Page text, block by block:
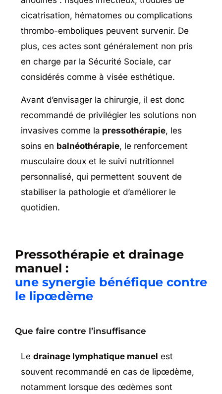
cicatrisation, hématomes ou complications
thrombo-emboliques peuvent survenir. De
plus, ces actes sont généralement non pris
en charge par la Sécurité Sociale, car
considérés comme à visée esthétique.
Avant d’envisager la chirurgie, il est donc
recommandé de privilégier les solutions non
invasives comme la pressothérapie, les
soins en balnéothérapie, le renforcement
musculaire doux et le suivi nutritionnel
personnalisé, qui permettent souvent de
stabiliser la pathologie et d’améliorer le
quotidien.
Pressothérapie et drainage
manuel :
une synergie bénéfique contre
le lipœdème
Que faire contre l’insuffisance
Le drainage lymphatique manuel est
souvent recommandé en cas de lipœdème,
notamment lorsque des œdèmes sont